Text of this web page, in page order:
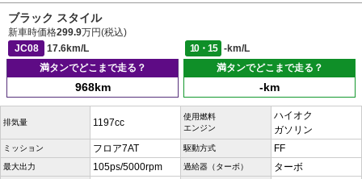
ブラック スタイル
新車時価格299.9万円(税込)
JC08
17.6km/L 10・15
-km/L
満タンでどこまで走る？
968km
満タンでどこまで走る？
-km
排気量 1197cc
使用燃料
エンジン
ハイオク
ガソリン
ミッション フロア7AT 駆動方式 FF
最大出力 105ps/5000rpm 過給器（ターボ） ターボ